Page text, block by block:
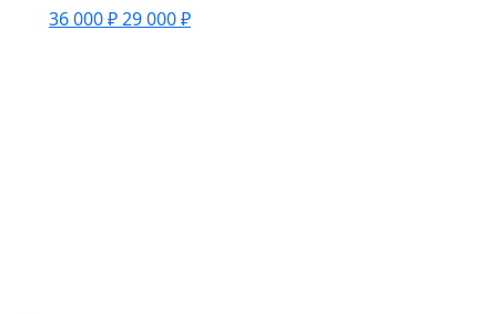
36 000 ₽29 000 ₽